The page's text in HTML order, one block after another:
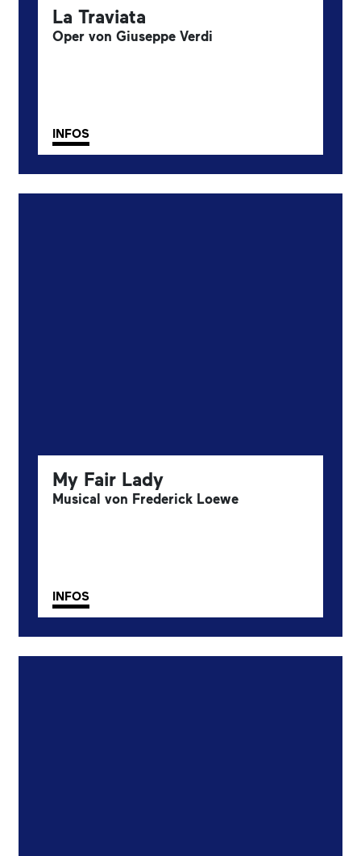
La Traviata
Oper von Giuseppe Verdi
INFOS
My Fair Lady
Musical von Frederick Loewe
INFOS